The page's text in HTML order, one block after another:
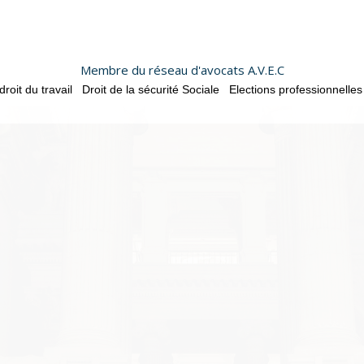
Membre du réseau d'avocats A.V.E.C
du travail Droit de la sécurité Sociale Elections professionnelles